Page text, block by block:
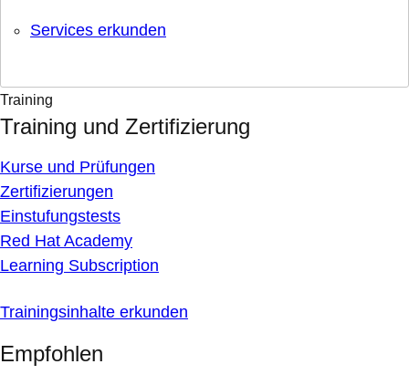
Services erkunden
Training
Training und Zertifizierung
Kurse und Prüfungen
Zertifizierungen
Einstufungstests
Red Hat Academy
Learning Subscription
Trainingsinhalte erkunden
Empfohlen